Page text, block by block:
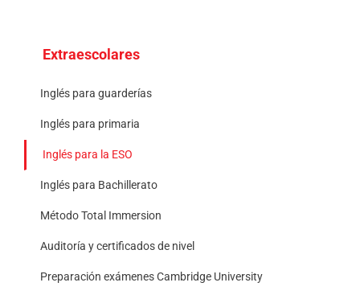
Extraescolares
Inglés para guarderías
Inglés para primaria
Inglés para la ESO
Inglés para Bachillerato
Método Total Immersion
Auditoría y certificados de nivel
Preparación exámenes Cambridge University